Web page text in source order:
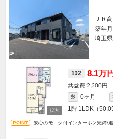
ＪＲ
築年
埼玉
102 8.1万円
2,200円
敷 0ヶ月
1階 1LDK（
安心のモニタ付インターホン完備/